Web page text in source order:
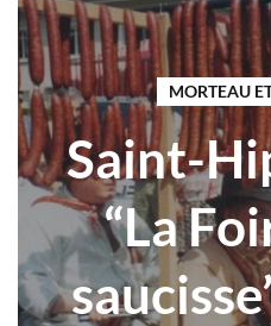
MORTEAU
Saint-
“La